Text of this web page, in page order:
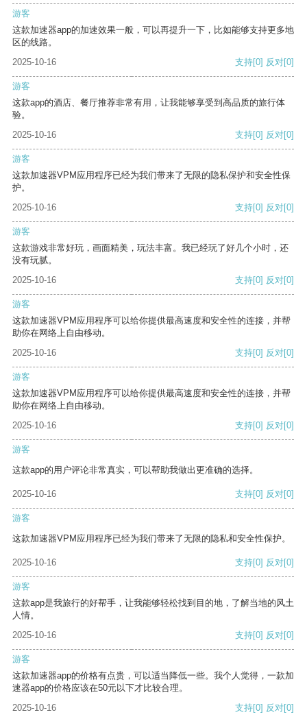
游客
这款加速器app的加速效果一般，可以再提升一下，比如能够支持更多地
区的线路。
2025-10-16
支持[0] 反对[0]
游客
这款app的酒店、餐厅推荐非常有用，让我能够享受到高品质的旅行体
验。
2025-10-16
支持[0] 反对[0]
游客
这款加速器VPM应用程序已经为我们带来了无限的隐私保护和安全性保
护。
2025-10-16
支持[0] 反对[0]
游客
这款游戏非常好玩，画面精美，玩法丰富。我已经玩了好几个小时，还
没有玩腻。
2025-10-16
支持[0] 反对[0]
游客
这款加速器VPM应用程序可以给你提供最高速度和安全性的连接，并帮
助你在网络上自由移动。
2025-10-16
支持[0] 反对[0]
游客
这款加速器VPM应用程序可以给你提供最高速度和安全性的连接，并帮
助你在网络上自由移动。
2025-10-16
支持[0] 反对[0]
游客
这款app的用户评论非常真实，可以帮助我做出更准确的选择。
2025-10-16 支持[0] 反对[0]
游客
这款加速器VPM应用程序已经为我们带来了无限的隐私和安全性保护。
2025-10-16 支持[0] 反对[0]
游客
这款app是我旅行的好帮手，让我能够轻松找到目的地，了解当地的风土
人情。
2025-10-16
支持[0] 反对[0]
游客
这款加速器app的价格有点贵，可以适当降低一些。我个人觉得，一款加
速器app的价格应该在50元以下才比较合理。
2025-10-16
支持[0] 反对[0]